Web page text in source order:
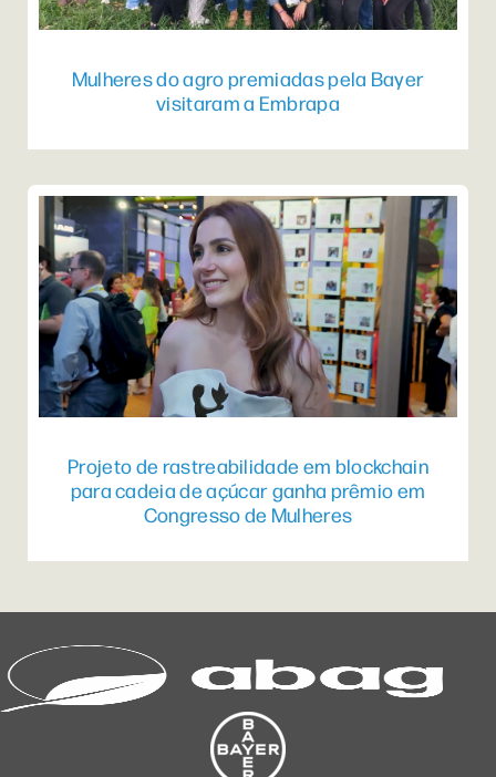
Mulheres do agro premiadas pela Bayer
visitaram a Embrapa
Projeto de rastreabilidade em blockchain
para cadeia de açúcar ganha prêmio em
Congresso de Mulheres